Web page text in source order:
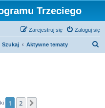
Trzeciego
Zaloguj się
Zarejestruj się
Szukaj Aktywne tematy
1 2